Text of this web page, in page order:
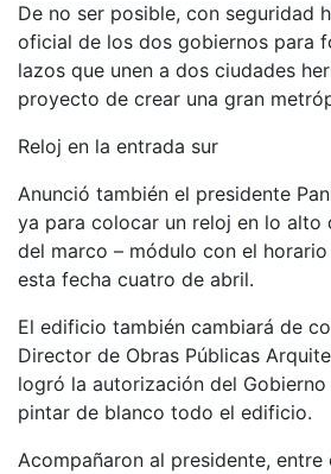
De no ser posible, con seguridad
oficial de los dos gobiernos para
lazos que unen a dos ciudades
proyecto de crear una gran
Reloj en la entrada sur
Anunció también el presidente
ya para colocar un reloj en lo alto
del marco – módulo con el
esta fecha cuatro de abril.
El edificio también cambiará de
Director de Obras Públicas
logró la autorización del
pintar de blanco todo el edificio.
Acompañaron al presidente,